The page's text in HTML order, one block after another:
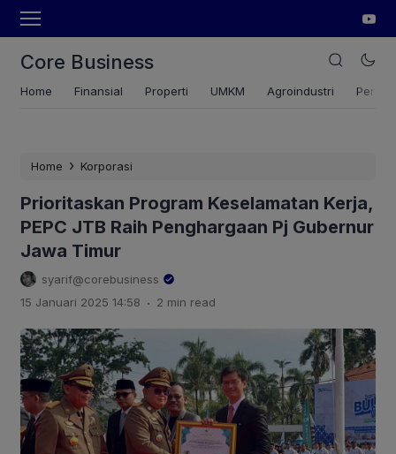
Core Business
Home Finansial Properti UMKM Agroindustri
Home › Korporasi
Prioritaskan Program Keselamatan Kerja,
PEPC JTB Raih Penghargaan Pj Gubernur
Jawa Timur
syarif@corebusiness
15 Januari 2025 14:58 . 2 min read